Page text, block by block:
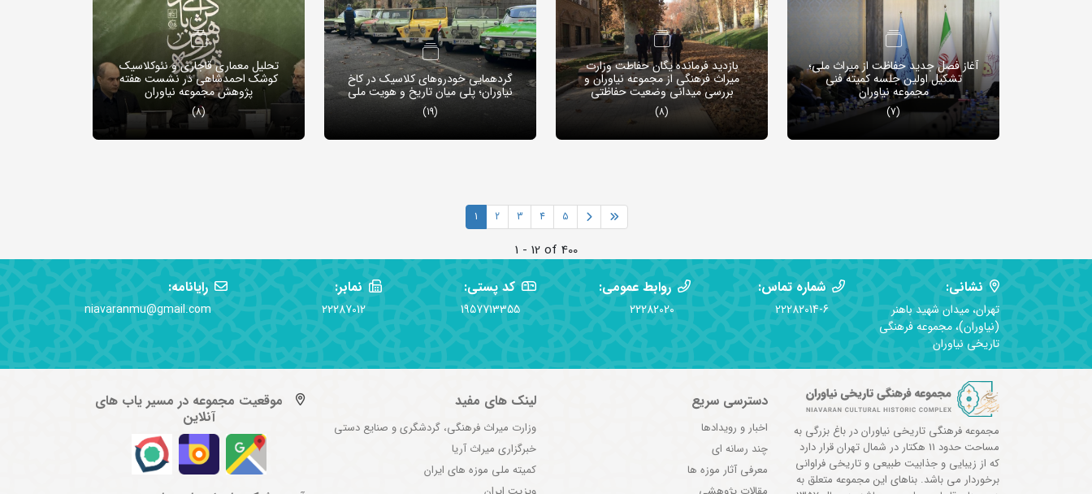
تحلیل معماری قاجاری و نئوکلاسیک
کوشک احمدشاهی در نشست هفته
پژوهش مجموعه نیاوران
(8)
گردهمایی خودروهای کلاسیک در کاخ
نیاوران؛ پلی میان تاریخ و هویت ملی
(19)
بازدید فرمانده یگان حفاطت وزارت
میراث فرهنگی از مجموعه نیاوران و
بررسی میدانی وضعیت حفاظتی
(8)
آغاز فصل جدید حفاظت از میراث ملی؛
تشکیل اولین جلسه کمیته فنی
مجموعه نیاوران
(7)
1 2 3 4 5
1 - 12 of 400
نشانی:
تهران، میدان شهید باهنر
(نیاوران)، مجموعه فرهنگی
تاریخی نیاوران
شماره تماس:
22282014-6
روابط عمومی:
22282020
کد پستی:
1957713355
نمابر:
22287012
رایانامه:
niavaranmu@gmail.com
مجموعه فرهنگی تاریخی نیاوران در باغ بزرگی به
مساحت حدود 11 هکتار در شمال تهران قرار دارد
که از زیبایی و جذابیت طبیعی و تاریخی فراوانی
برخوردار می باشد. بناهای این مجموعه متعلق به
دسترسی سریع
اخبار و رویدادها
چند رسانه ای
معرفی آثار موزه ها
لینک های مفید
وزارت میراث فرهنگی، گردشگری و صنایع دستی
خبرگزاری میراث آریا
کمیته ملی موزه های ایران
موقعیت مجموعه در مسیر یاب های
آنلاین